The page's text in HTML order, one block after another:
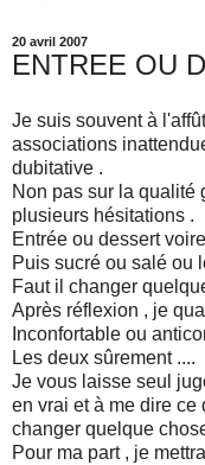
20 avril 2007
ENTREE OU
Je suis souvent à
associations
dubitative .
Non pas sur la qualité
plusieurs hésitations .
Entrée ou dessert
Puis sucré ou salé ou
Faut il changer
Après réflexion , je
Inconfortable ou
Les deux sûrement ....
Je vous laisse seul
en vrai et à me dire
changer quelque
Pour ma part , je